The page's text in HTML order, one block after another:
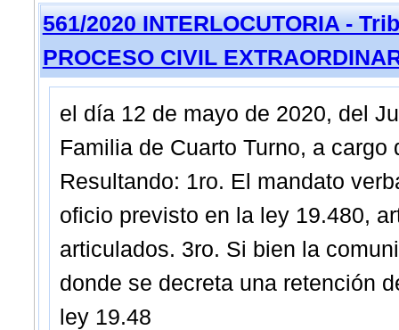
561/2020 INTERLOCUTORIA -
PROCESO CIVIL
el día 12 de mayo de 2020, del
Familia de Cuarto Turno, a
Resultando: 1ro. El mandato
oficio previsto en la ley 19.480,
articulados. 3ro. Si bien la
donde se decreta una retención
ley 19.48